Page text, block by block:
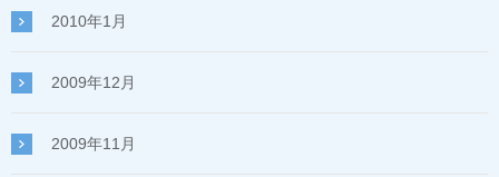
2010年1月
2009年12月
2009年11月